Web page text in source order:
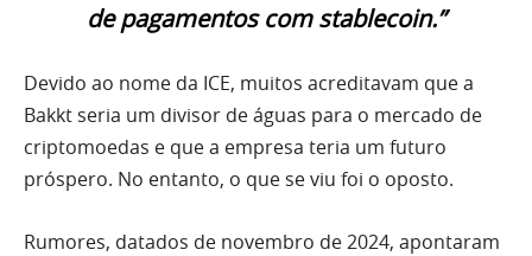
de pagamentos com stablecoin.”
Devido ao nome da ICE, muitos acreditavam que a
Bakkt seria um divisor de águas para o mercado de
criptomoedas e que a empresa teria um futuro
próspero. No entanto, o que se viu foi o oposto.
Rumores, datados de novembro de 2024, apontaram